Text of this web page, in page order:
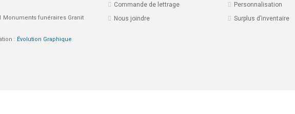
Monuments funéraires Granit
: Évolution Graphique
Commande de lettrage
Nous joindre
Personnalisation
Surplus d’inventaire